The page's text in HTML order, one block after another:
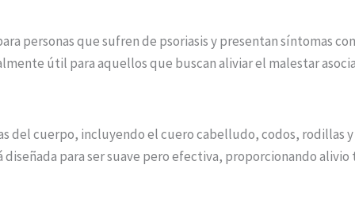
personas que sufren de psoriasis y presentan síntomas
útil para aquellos que buscan aliviar el malestar
del cuerpo, incluyendo el cuero cabelludo, codos, rodillas
diseñada para ser suave pero efectiva, proporcionando